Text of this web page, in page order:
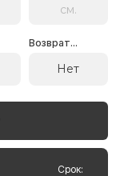
Возврат...
Нет
Срок: